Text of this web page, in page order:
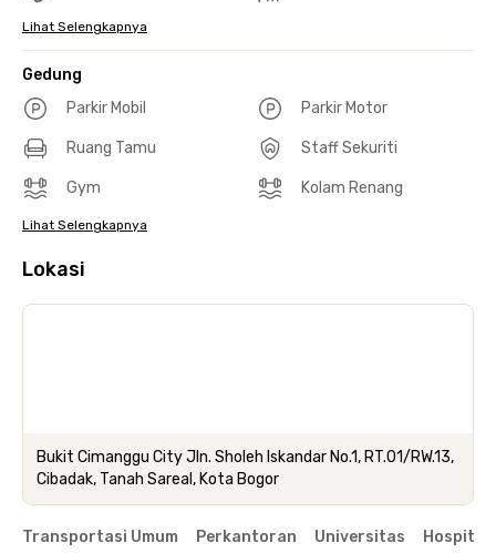
Lihat Selengkapnya
Gedung
Parkir Mobil
Parkir Motor
Ruang Tamu Staff Sekuriti
Gym Kolam Renang
Lihat Selengkapnya
Lokasi
Bukit Cimanggu City Jln. Sholeh Iskandar No.1, RT.01/RW.13,
Cibadak, Tanah Sareal, Kota Bogor
Transportasi Umum Perkantoran Universitas Hospital